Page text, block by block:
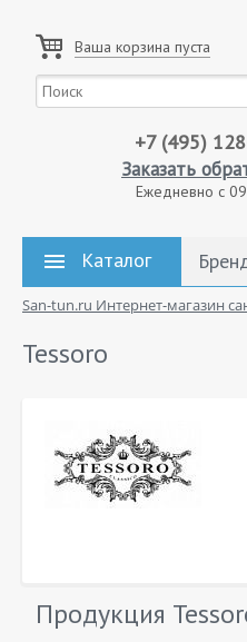
Ваша корзина пуста
+7 (495)
Заказать
Ежедневно с
Каталог
San-tun.ru Интернет-магазин
Tessoro
Продукция